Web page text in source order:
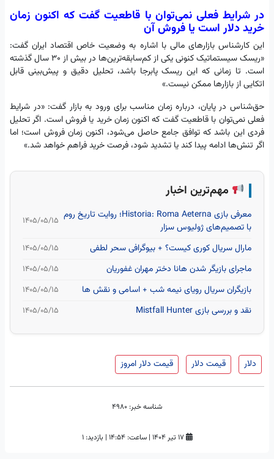
در شرایط فعلی نمی‌توان با قاطعیت گفت که اکنون زمان
خرید دلار است یا فروش آن
این کارشناس بازارهای مالی با اشاره به وضعیت خاص اقتصاد ایران گفت:
«ریسک سیستماتیک کنونی یکی از کم‌سابقه‌ترین‌ها در بیش از ۳۰ سال گذشته
است. تا زمانی که این ریسک پابرجا باشد، تحلیل دقیق و پیش‌بینی قابل
اتکایی از بازارها ممکن نیست.»
حق‌شناس در پایان، درباره زمان مناسب برای ورود به بازار گفت: «در شرایط
فعلی نمی‌توان با قاطعیت گفت که اکنون زمان خرید یا فروش است. اگر تحلیل
فردی این باشد که توافق جامع حاصل می‌شود، اکنون زمان فروش است؛ اما
اگر تنش‌ها ادامه پیدا کند یا تشدید شود، فرصت خرید فراهم خواهد شد.»
مهم‌ترین اخبار
معرفی بازی Historia: Roma Aeterna؛ روایت تاریخ روم
با تصمیم‌های ژولیوس سزار
۱۴۰۵/۰۵/۱۵
مارال سریال کوری کیست؟ + بیوگرافی سحر لطفی ۱۴۰۵/۰۵/۱۵
ماجرای بازیگر شدن هانا دختر مهران غفوریان ۱۴۰۵/۰۵/۱۵
بازیگران سریال رویای نیمه شب + اسامی و نقش ها ۱۴۰۵/۰۵/۱۵
نقد و بررسی بازی Mistfall Hunter ۱۴۰۵/۰۵/۱۵
دلار قیمت دلار قیمت دلار امروز
شناسه خبر:
۱۷ تیر ۱۴۰۴ | ساعت: ۱۴:۵۴ | بازدید: 1